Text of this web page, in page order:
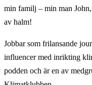
min familj – min man
av halm!
Jobbar som frilansande
influencer med inrikting
podden och är en av